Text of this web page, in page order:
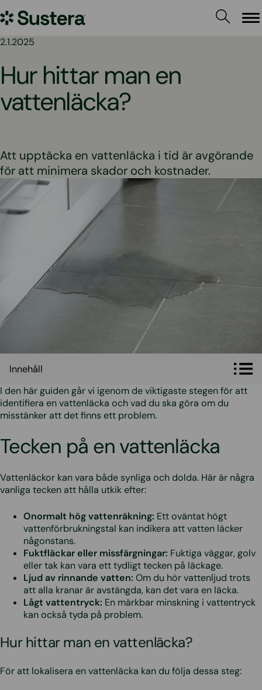
till
Sustera
Sweden
2.1.2025
Hur hittar man en
vattenläcka?
Att upptäcka en vattenläcka i tid är avgörande
för att minimera skador och kostnader.
Innehåll
I den här guiden går vi igenom de viktigaste stegen för att
identifiera en vattenläcka och vad du ska göra om du
misstänker att det finns ett problem.
Tecken på en vattenläcka
Vattenläckor kan vara både synliga och dolda. Här är några
vanliga tecken att hålla utkik efter:
Onormalt hög vattenräkning: Ett oväntat högt
vattenförbrukningstal kan indikera att vatten läcker
någonstans.
Fuktfläckar eller missfärgningar: Fuktiga väggar, golv
eller tak kan vara ett tydligt tecken på läckage.
Ljud av rinnande vatten: Om du hör vattenljud trots
att alla kranar är avstängda, kan det vara en läcka.
Lågt vattentryck: En märkbar minskning i vattentryck
kan också tyda på problem.
Hur hittar man en vattenläcka?
För att lokalisera en vattenläcka kan du följa dessa steg: